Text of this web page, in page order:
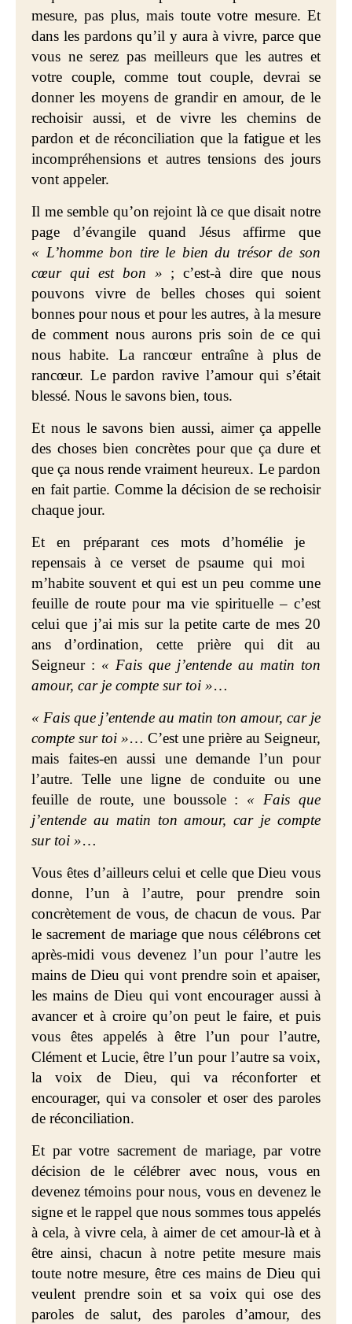
mesure, pas plus, mais toute votre mesure. Et
dans les pardons qu’il y aura à vivre, parce que
vous ne serez pas meilleurs que les autres et
votre couple, comme tout couple, devrai se
donner les moyens de grandir en amour, de le
rechoisir aussi, et de vivre les chemins de
pardon et de réconciliation que la fatigue et les
incompréhensions et autres tensions des jours
vont appeler.
Il me semble qu’on rejoint là ce que disait notre
page d’évangile quand Jésus affirme que
« L’homme bon tire le bien du trésor de son
cœur qui est bon » ; c’est-à dire que nous
pouvons vivre de belles choses qui soient
bonnes pour nous et pour les autres, à la mesure
de comment nous aurons pris soin de ce qui
nous habite. La rancœur entraîne à plus de
rancœur. Le pardon ravive l’amour qui s’était
blessé. Nous le savons bien, tous.
Et nous le savons bien aussi, aimer ça appelle
des choses bien concrètes pour que ça dure et
que ça nous rende vraiment heureux. Le pardon
en fait partie. Comme la décision de se rechoisir
chaque jour.
Et en préparant ces mots d’homélie je
repensais à ce verset de psaume qui moi
m’habite souvent et qui est un peu comme une
feuille de route pour ma vie spirituelle – c’est
celui que j’ai mis sur la petite carte de mes 20
ans d’ordination, cette prière qui dit au
Seigneur : « Fais que j’entende au matin ton
amour, car je compte sur toi »…
« Fais que j’entende au matin ton amour, car je
compte sur toi »… C’est une prière au Seigneur,
mais faites-en aussi une demande l’un pour
l’autre. Telle une ligne de conduite ou une
feuille de route, une boussole : « Fais que
j’entende au matin ton amour, car je compte
sur toi »…
Vous êtes d’ailleurs celui et celle que Dieu vous
donne, l’un à l’autre, pour prendre soin
concrètement de vous, de chacun de vous. Par
le sacrement de mariage que nous célébrons cet
après-midi vous devenez l’un pour l’autre les
mains de Dieu qui vont prendre soin et apaiser,
les mains de Dieu qui vont encourager aussi à
avancer et à croire qu’on peut le faire, et puis
vous êtes appelés à être l’un pour l’autre,
Clément et Lucie, être l’un pour l’autre sa voix,
la voix de Dieu, qui va réconforter et
encourager, qui va consoler et oser des paroles
de réconciliation.
Et par votre sacrement de mariage, par votre
décision de le célébrer avec nous, vous en
devenez témoins pour nous, vous en devenez le
signe et le rappel que nous sommes tous appelés
à cela, à vivre cela, à aimer de cet amour-là et à
être ainsi, chacun à notre petite mesure mais
toute notre mesure, être ces mains de Dieu qui
veulent prendre soin et sa voix qui ose des
paroles de salut, des paroles d’amour, des